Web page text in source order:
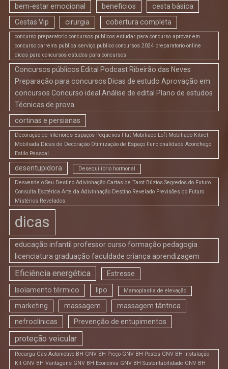
bem-estar emocional
beneficios
cesta básica
Cestas Vip
cirurgia cobertura completa
concurso preparatorio concursos publicos estudar para concurso aprovar em
concurso carreira publica serviço publico concursos 2024 preparatorio online
dicas para concursos estudos para concursos
Concursos públicos Edital Podcast Ribeirão das Neves
Preparação para concursos Dicas de estudo Aprovação em
concursos Concurso ideal Análise de edital Plano de estudos
Técnicas de prova
cortinas e persianas
Decoração de Interiores Espaços Pequenos Flat Mobiliado Loft Mobiliado Kitnet
Mobiliada Dicas de Decoração Otimização de Espaço Funcionalidade Aconchego
Estilo Pessoal
desentupidora Desequilíbrio hormonal
Desvende o Seu Destino Adivinhação Cartas de Tarot Búzios Segredos do Futuro
Consulta Esotérica Arte da Adivinhação Destino Revelado Previsões do Futuro
Mistérios Revelados
dicas
educação infantil professor curso formação pedagogia
licenciatura graduação faculdade criança aprendizagem
Eficiência energética
Estresse
Isolamento térmico
lipo Mamoplastia de elevação
marketing massagem
massagem tântrica
nefroclínicas
Prevenção de entupimentos
proteção veicular
Recarga Gás Automotivo BH GNV BH Preço GNV BH Postos GNV BH Instalação
Kit GNV BH Vantagens GNV BH Economia GNV BH Sustentabilidade GNV BH